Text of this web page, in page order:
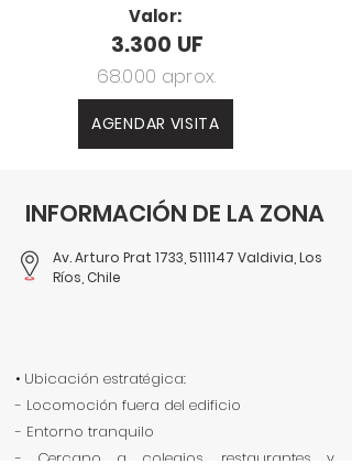
Valor:
3.300 UF
68.000 aprox.
AGENDAR VISITA
INFORMACIÓN DE LA ZONA
Av. Arturo Prat 1733, 5111147 Valdivia, Los
Ríos, Chile
• Ubicación estratégica:
- Locomoción fuera del edificio
- Entorno tranquilo
- Cercano a colegios, restaurantes y